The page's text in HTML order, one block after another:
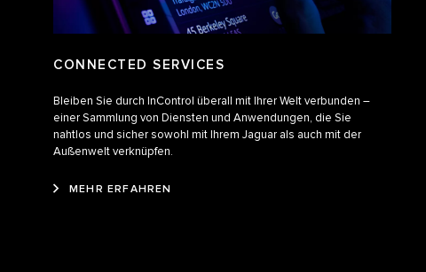
CONNECTED SERVICES
Bleiben Sie durch InControl überall mit Ihrer Welt verbunden –
einer Sammlung von Diensten und Anwendungen, die Sie
nahtlos und sicher sowohl mit Ihrem Jaguar als auch mit der
Außenwelt verknüpfen.
MEHR ERFAHREN